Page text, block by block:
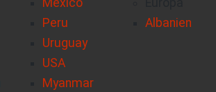
Mexico
Peru
Uruguay
USA
Myanmar
Albanien